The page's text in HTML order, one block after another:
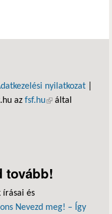
nyilatkozat
az fsf.hu(külső hivatkozás)
által
tovább!
írásai és
Nevezd meg! – Így